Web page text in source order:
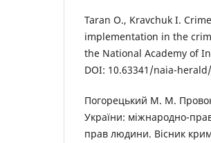
Taran O., Kravchuk I.
implementation in the
the National Academy of
DOI: 10.63341/naia-
Погорецький М. М.
України: міжнародно-
прав людини. Вісник